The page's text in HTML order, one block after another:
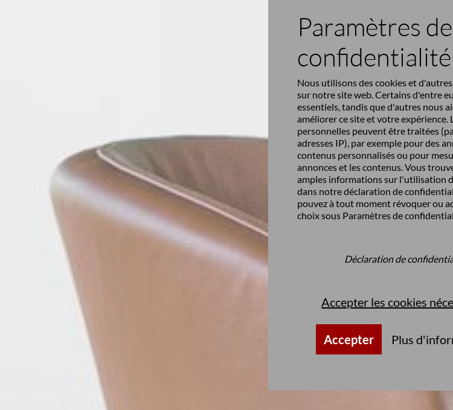
Paramètres de
confidentialité
Nous utilisons des cookies et
sur notre site web. Certains d'entre
essentiels, tandis que d'autres nous
améliorer ce site et votre expérience.
personnelles peuvent être traitées
adresses IP), par exemple pour des
contenus personnalisés ou pour
annonces et les contenus. Vous
amples informations sur l'utilisation
dans notredéclaration de
pouvez à tout moment révoquer ou
choix sous Paramètres de
Déclaration de
Accepter les cookies
Accepter Plus